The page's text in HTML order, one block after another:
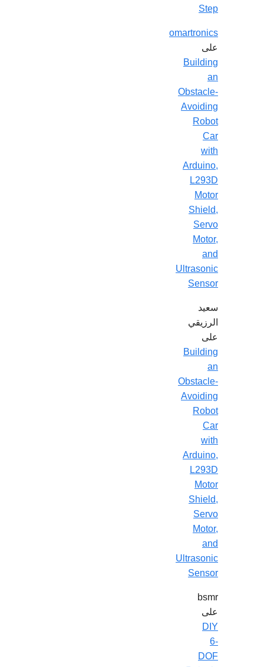
Step
omartronics
على
Building
an
Obstacle-
Avoiding
Robot
Car
with
Arduino,
L293D
Motor
Shield,
Servo
Motor,
and
Ultrasonic
Sensor
سعيد
الرزيقي
على
Building
an
Obstacle-
Avoiding
Robot
Car
with
Arduino,
L293D
Motor
Shield,
Servo
Motor,
and
Ultrasonic
Sensor
bsmr
على
DIY
6-
DOF